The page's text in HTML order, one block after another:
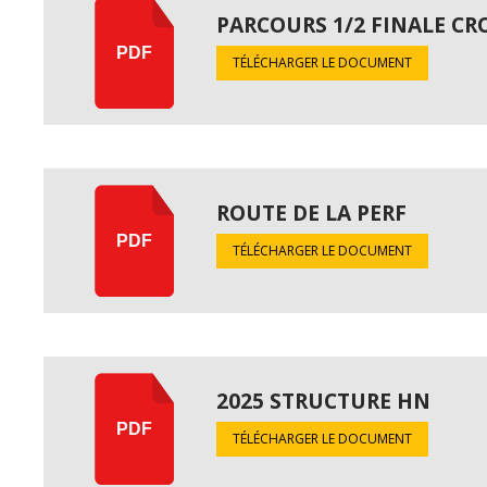
PDF
PARCOURS 1/2 FINALE
TÉLÉCHARGER LE DOCUMENT
PDF
ROUTE DE LA PERF
TÉLÉCHARGER LE DOCUMENT
PDF
2025 STRUCTURE HN
TÉLÉCHARGER LE DOCUMENT